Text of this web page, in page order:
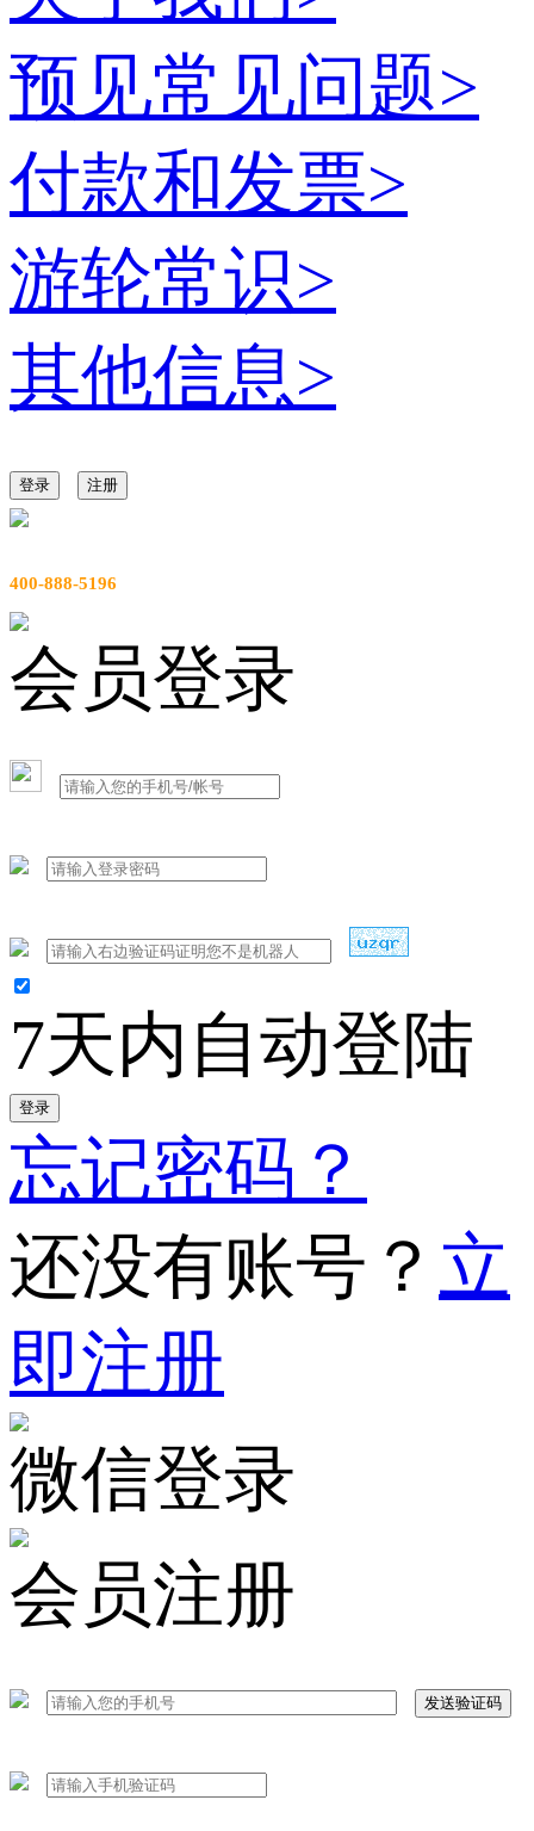
预见常见问题>
付款和发票>
游轮常识>
其他信息>
登录 注册
400-888-5196
会员登录
7天内自动登陆
登录
忘记密码？
还没有账号？ 立
即注册
微信登录
会员注册
发送验证码